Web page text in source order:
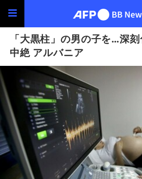
「大黒柱」の男の子を…深
中絶 アルバニア